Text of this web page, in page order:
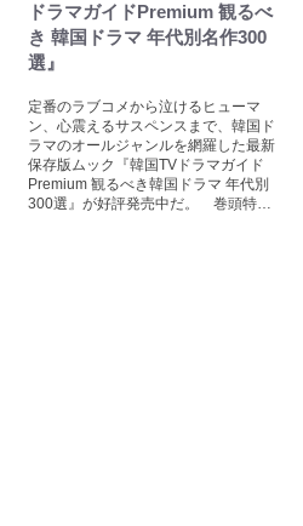
ドラマガイドPremium 観るべ
き 韓国ドラマ 年代別名作300
選』
定番のラブコメから泣けるヒューマ
ン、心震えるサスペンスまで、韓国ド
ラマのオールジャンルを網羅した最新
保存版ムック『韓国TVドラマガイド
Premium 観るべき韓国ドラマ 年代別
300選』が好評発売中だ。 巻頭特…